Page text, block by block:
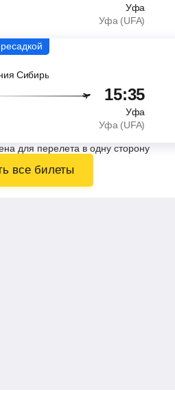
Уфа
Уфа (UFA)
Сибирь
15:35
Уфа
Уфа (UFA)
для перелета в одну сторону
все билеты